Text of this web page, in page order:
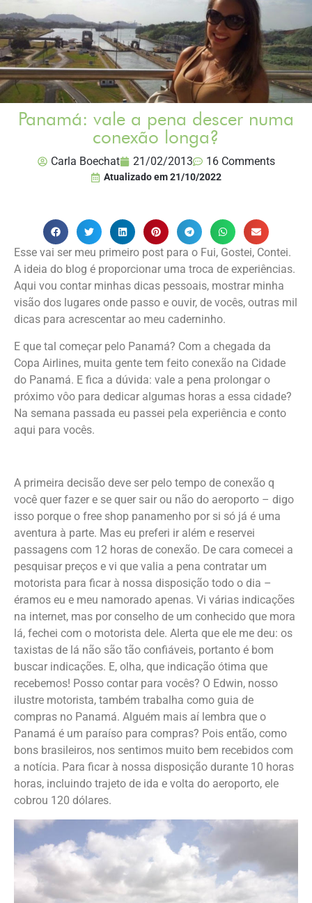
Panamá: vale a pena descer numa
conexão longa?
Carla Boechat 21/02/2013 16 Comments
Atualizado em21/10/2022
Esse vai ser meu primeiro post para o Fui, Gostei, Contei.
A ideia do blog é proporcionar uma troca de experiências.
Aqui vou contar minhas dicas pessoais, mostrar minha
visão dos lugares onde passo e ouvir, de vocês, outras mil
dicas para acrescentar ao meu caderninho.
E que tal começar pelo Panamá? Com a chegada da
Copa Airlines, muita gente tem feito conexão na Cidade
do Panamá. E fica a dúvida: vale a pena prolongar o
próximo vôo para dedicar algumas horas a essa cidade?
Na semana passada eu passei pela experiência e conto
aqui para vocês.
A primeira decisão deve ser pelo tempo de conexão q
você quer fazer e se quer sair ou não do aeroporto – digo
isso porque o free shop panamenho por si só já é uma
aventura à parte. Mas eu preferi ir além e reservei
passagens com 12 horas de conexão. De cara comecei a
pesquisar preços e vi que valia a pena contratar um
motorista para ficar à nossa disposição todo o dia –
éramos eu e meu namorado apenas. Vi várias indicações
na internet, mas por conselho de um conhecido que mora
lá, fechei com o motorista dele. Alerta que ele me deu: os
taxistas de lá não são tão confiáveis, portanto é bom
buscar indicações. E, olha, que indicação ótima que
recebemos! Posso contar para vocês? O Edwin, nosso
ilustre motorista, também trabalha como guia de
compras no Panamá. Alguém mais aí lembra que o
Panamá é um paraíso para compras? Pois então, como
bons brasileiros, nos sentimos muito bem recebidos com
a notícia. Para ficar à nossa disposição durante 10 horas
horas, incluindo trajeto de ida e volta do aeroporto, ele
cobrou 120 dólares.